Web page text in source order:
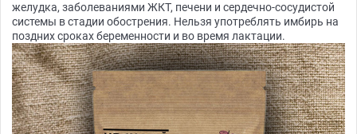
желудка, заболеваниями ЖКТ, печени и сердечно-сосудистой
системы в стадии обострения. Нельзя употреблять имбирь на
поздних сроках беременности и во время лактации.